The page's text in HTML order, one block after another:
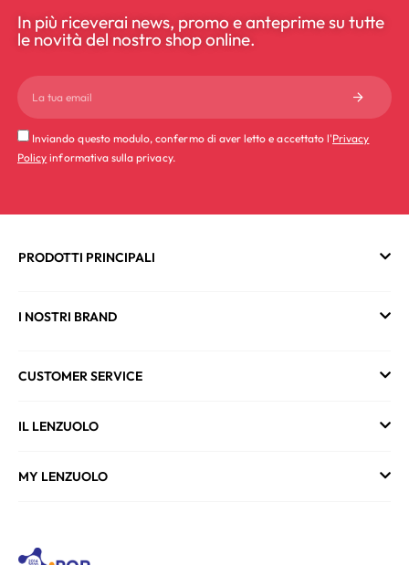
In più riceverai news, promo e anteprime su tutte
le novità del nostro shop online.
Inviando questo modulo, confermo di aver letto e accettato l'Privacy
Policy informativa sulla privacy.
PRODOTTI PRINCIPALI
I NOSTRI BRAND
CUSTOMER SERVICE
IL LENZUOLO
MY LENZUOLO